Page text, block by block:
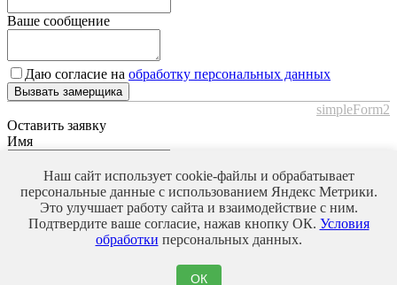
Ваше сообщение
Даю согласие на обработку персональных данных
Вызвать замерщика
simpleForm2
Оставить заявку
Имя
Телефон*
Ваше сообщение
обработку персональных данных
Наш сайт использует cookie-файлы и обрабатывает
персональные данные с использованием Яндекс Метрики.
Это улучшает работу сайта и взаимодействие с ним.
Подтвердите ваше согласие, нажав кнопку ОК. Условия
обработки персональных данных.
ОК